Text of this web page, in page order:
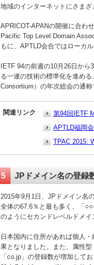
地域のインターネットにさま
APRICOT-APANの開催に合わ
Pacific Top Level Domain
もに、APTLD会合ではローカ
IETF 94の前週の10月26日か
る一連の技術の標準化を進め
Consortium）の年次総会の通
関連リンク
第94回IETF
APTLD福岡
TPAC 2015:
5 JPドメイン名の登録
2015年9月1日、JPドメイン名
全体の67.6％と最も多く、「
のようにセカンドレベルドメ
日本国内に住所があれば個人
果となりました。また、属性
「co.jp」の登録数が増加して